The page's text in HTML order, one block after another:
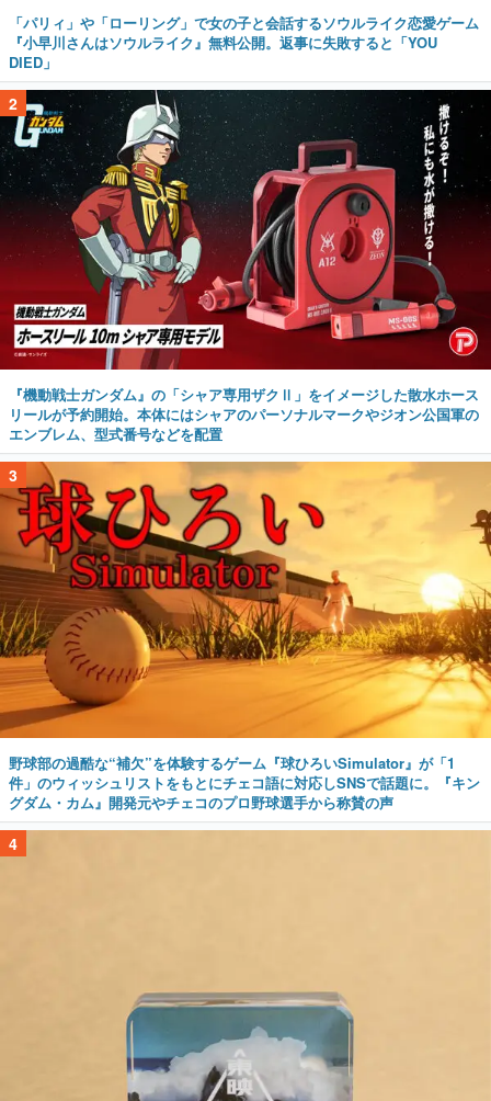
「パリィ」や「ローリング」で女の子と会話するソウルライク恋愛ゲーム
『小早川さんはソウルライク』無料公開。返事に失敗すると「YOU
DIED」
2
『機動戦士ガンダム』の「シャア専用ザクⅡ」をイメージした散水ホース
リールが予約開始。本体にはシャアのパーソナルマークやジオン公国軍の
エンブレム、型式番号などを配置
3
野球部の過酷な“補欠”を体験するゲーム『球ひろいSimulator』が「1
件」のウィッシュリストをもとにチェコ語に対応しSNSで話題に。『キン
グダム・カム』開発元やチェコのプロ野球選手から称賛の声
4